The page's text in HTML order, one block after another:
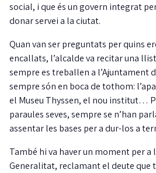
social, i que és un govern integrat
donar servei a la ciutat.
Quan van ser preguntats per quins
encallats, l’alcalde va recitar una
sempre es treballen a l’Ajuntament
sempre són en boca de tothom:
el Museu Thyssen, el nou institut…
paraules seves, sempre se n’han
assentar les bases per a dur-los a
També hi va haver un moment per a
Generalitat, reclamant el deute que